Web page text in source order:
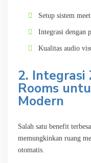
Setup sistem
Integrasi dengan
Kualitas audio
2. Integrasi
Rooms
Modern
Salah satu benefit
memungkinkan ruang
otomatis.